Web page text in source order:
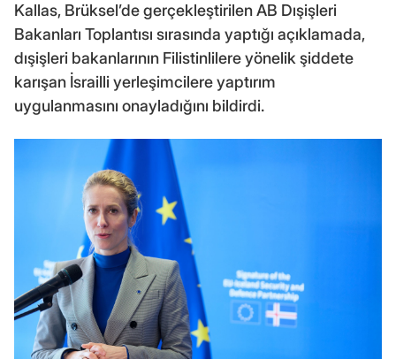
Kallas, Brüksel’de gerçekleştirilen AB Dışişleri
Bakanları Toplantısı sırasında yaptığı açıklamada,
dışişleri bakanlarının Filistinlilere yönelik şiddete
karışan İsrailli yerleşimcilere yaptırım
uygulanmasını onayladığını bildirdi.